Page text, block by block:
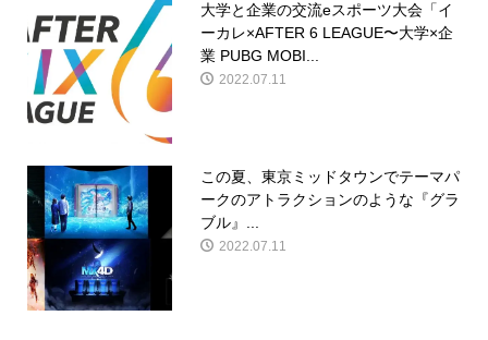
大学と企業の交流eスポーツ大会「イ
ーカレ×AFTER 6 LEAGUE〜大学×企
業 PUBG MOBI...
2022.07.11
この夏、東京ミッドタウンでテーマパ
ークのアトラクションのような『グラ
ブル』...
2022.07.11